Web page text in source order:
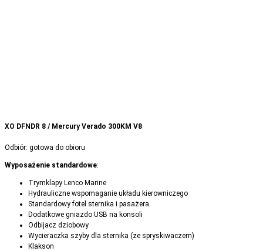
XO DFNDR 8 / Mercury Verado 300KM V8
Odbiór: gotowa do obioru
Wyposażenie standardowe:
Trymklapy Lenco Marine
Hydrauliczne wspomaganie układu kierowniczego
Standardowy fotel sternika i pasażera
Dodatkowe gniazdo USB na konsoli
Odbijacz dziobowy
Wycieraczka szyby dla sternika (ze spryskiwaczem)
Klakson